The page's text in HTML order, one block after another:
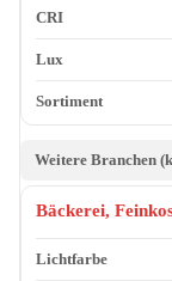
Weitere Branchen
Bäckerei,